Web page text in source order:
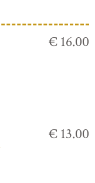
€ 16.00
€ 13.00